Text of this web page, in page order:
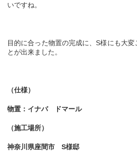
いですね。
目的に合った物置の完成に、S様にも大変
とが出来ました。
（仕様）
物置：イナバ ドマール
（施工場所）
神奈川県座間市 S様邸